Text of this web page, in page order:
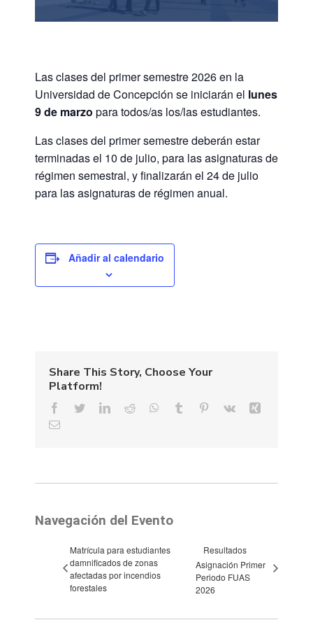
Las clases del primer semestre 2026 en la
Universidad de Concepción se iniciarán el lunes
9 de marzo para todos/as los/las estudiantes.
Las clases del primer semestre deberán estar
terminadas el 10 de julio, para las asignaturas de
régimen semestral, y finalizarán el 24 de julio
para las asignaturas de régimen anual.
Añadir al calendario
Share This Story, Choose Your
Platform!
Facebook
TwitterLinkedIn
Reddit WhatsApp
Tumblr Pinterest
Vk
Email
Navegación del Evento
Matrícula para estudiantes
damnificados de zonas
afectadas por incendios
forestales
Resultados
Asignación Primer
Periodo FUAS
2026